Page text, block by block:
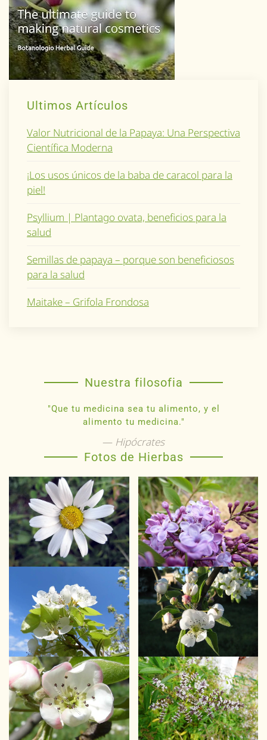
Ultimos Artículos
Valor Nutricional de la Papaya: Una Perspectiva
Científica Moderna
¡Los usos únicos de la baba de caracol para la
piel!
Psyllium | Plantago ovata, beneficios para la
salud
Semillas de papaya – porque son beneficiosos
para la salud
Maitake – Grifola Frondosa
Nuestra filosofia
"Que tu medicina sea tu alimento, y el
alimento tu medicina."
Hipócrates
Fotos de Hierbas